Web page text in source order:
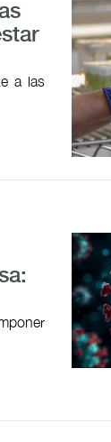
a las